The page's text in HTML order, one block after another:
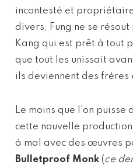
incontesté et
divers, Fung ne se
Kang qui est prêt à tout
que tout les unissait
ils deviennent des frères
Le moins que l’on
cette nouvelle
à mal avec des œuvres
Bulletproof Monk (ce